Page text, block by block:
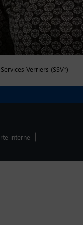
Verriers (SSV*)
interne